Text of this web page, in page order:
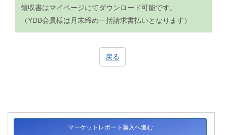
領収書はマイページにてダウンロード可能です。
（YDB会員様は月末締め一括請求書払いとなります）
戻る
マーケットレポート購入へ進む